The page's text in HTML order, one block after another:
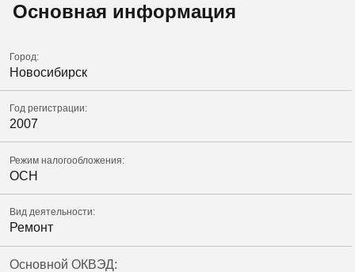
Основная информация
Город:
Новосибирск
Год регистрации:
2007
Режим налогообложения:
ОСН
Вид деятельности:
Ремонт
Основной ОКВЭД: